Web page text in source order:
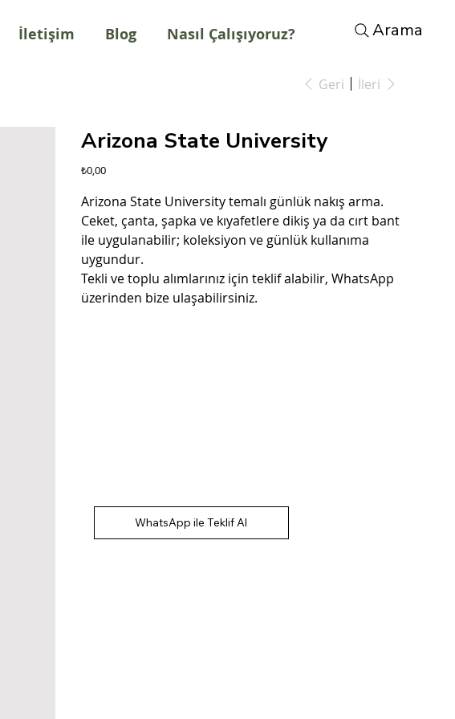
İletişim Blog Nasıl Çalışıyoruz? Arama
Geri İleri
Arizona State University
Fiyat
₺0,00
Arizona State University temalı günlük nakış arma.
Ceket, çanta, şapka ve kıyafetlere dikiş ya da cırt bant
ile uygulanabilir; koleksiyon ve günlük kullanıma
uygundur.
Tekli ve toplu alımlarınız için teklif alabilir, WhatsApp
üzerinden bize ulaşabilirsiniz.
WhatsApp ile Teklif Al